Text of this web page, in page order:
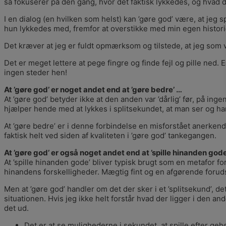
så fokuserer på den gang, hvor det faktisk lykkedes, og
I en dialog (en hvilken som helst) kan ’gøre god’ være, at
hun lykkedes med, fremfor at overstikke med min egen
Det kræver at jeg er fuldt opmærksom og tilstede, at jeg som
Det er meget lettere at pege fingre og finde fejl og pille ned.
ingen steder hen!
At ’gøre god’ er noget andet end at ’gøre bedre’ …
At ’gøre god’ betyder ikke at den anden var ’dårlig’ før, på
hjælper hende med at lykkes i splitsekundet, at man ser og
At ’gøre bedre’ er i denne forbindelse en misforstået
faktisk helt ved siden af kvaliteten i ’gøre god’ tankegangen.
At ’gøre god’ er også noget andet end at ’spille hinanden
At ’spille hinanden gode’ bliver typisk brugt som en metafor
hinandens forskelligheder. Mægtig fint og en afgørende
Men at ’gøre god’ handler om det der sker i et
situationen. Hvis jeg ikke helt forstår hvad der ligger i den
det ud.